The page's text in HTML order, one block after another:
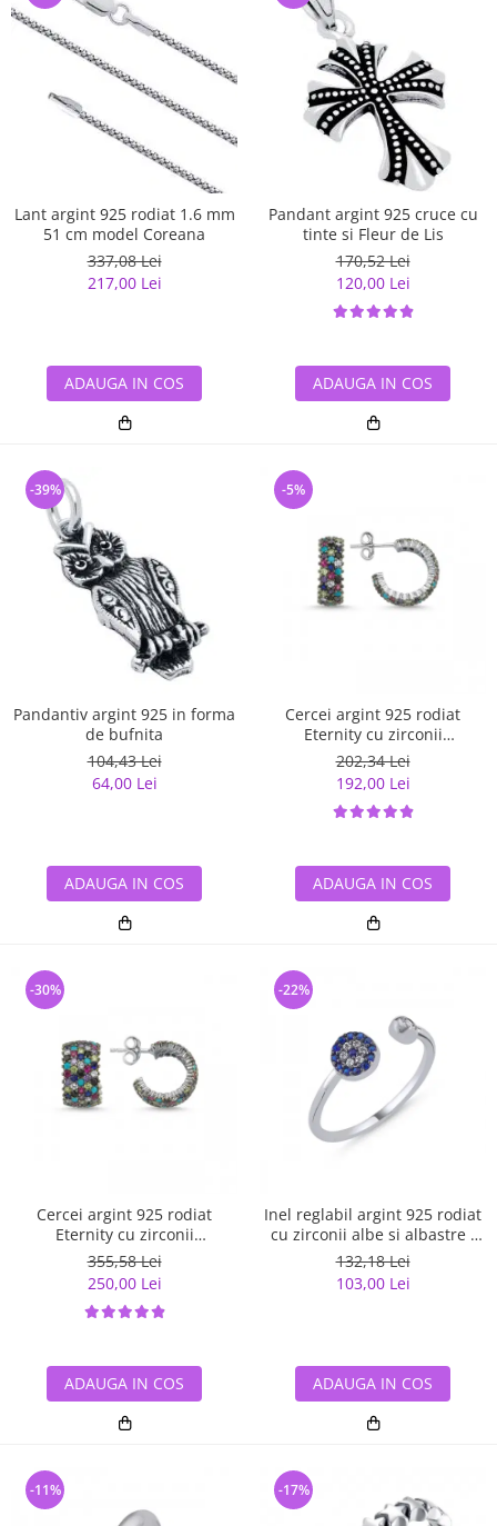
Lant argint 925 rodiat 1.6 mm
51 cm model Coreana
337,08 Lei
217,00 Lei
ADAUGA IN COS
Pandant argint 925 cruce cu
tinte si Fleur de Lis
170,52 Lei
120,00 Lei
ADAUGA IN COS
Pandantiv argint 925 in forma
de bufnita
104,43 Lei
64,00 Lei
-39%
ADAUGA IN COS
Cercei argint 925 rodiat
Eternity cu zirconii
multicolore ETU0028
202,34 Lei
192,00 Lei
-5%
ADAUGA IN COS
Cercei argint 925 rodiat
Eternity cu zirconii
multicolore ETU0036
355,58 Lei
250,00 Lei
-30%
ADAUGA IN COS
Inel reglabil argint 925 rodiat
cu zirconii albe si albastre -
Be Elegant ITU0109
132,18 Lei
103,00 Lei
-22%
ADAUGA IN COS
-11% -17%